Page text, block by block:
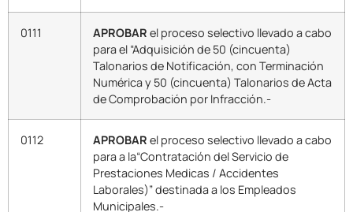
0111 APROBAR el proceso selectivo llevado a cabo
para el “Adquisición de 50 (cincuenta)
Talonarios de Notificación, con Terminación
Numérica y 50 (cincuenta) Talonarios de Acta
de Comprobación por Infracción.-
0112 APROBAR el proceso selectivo llevado a cabo
para a la“Contratación del Servicio de
Prestaciones Medicas / Accidentes
Laborales)” destinada a los Empleados
Municipales.-